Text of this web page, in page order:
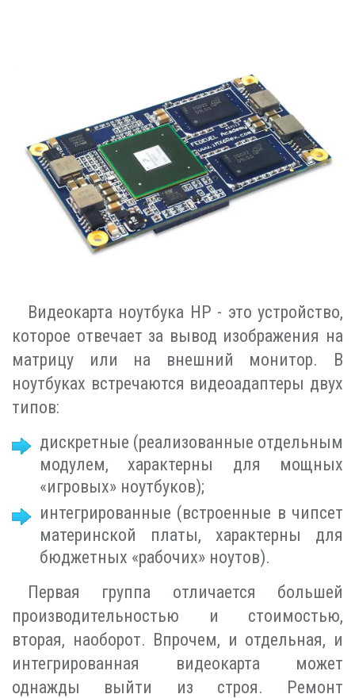
Видеокарта ноутбука HP - это устройство,
которое отвечает за вывод изображения на
матрицу или на внешний монитор. В
ноутбуках встречаются видеоадаптеры двух
типов:
дискретные (реализованные отдельным
модулем, характерны для мощных
«игровых» ноутбуков);
интегрированные (встроенные в чипсет
материнской платы, характерны для
бюджетных «рабочих» ноутов).
Первая группа отличается большей
производительностью и стоимостью,
вторая, наоборот. Впрочем, и отдельная, и
интегрированная видеокарта может
однажды выйти из строя. Ремонт